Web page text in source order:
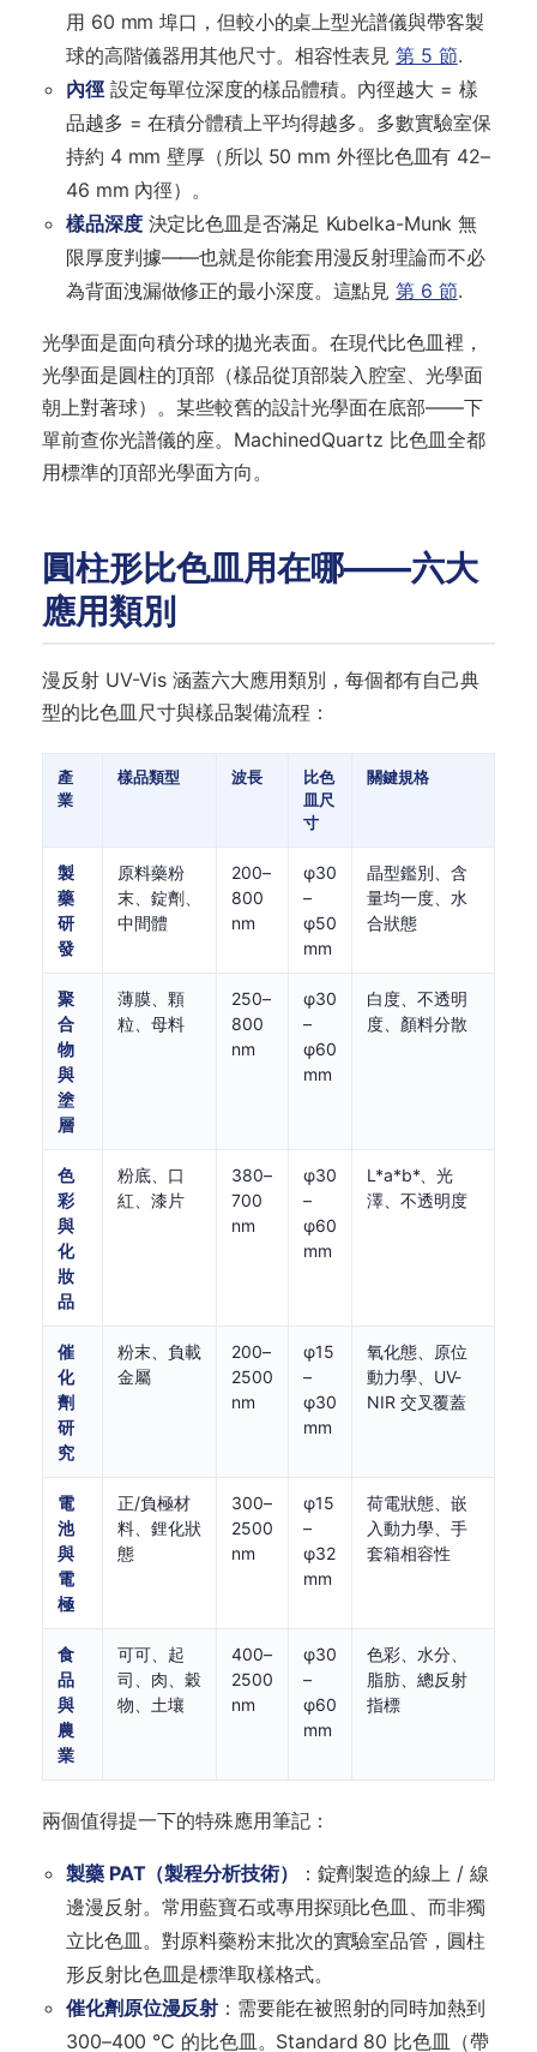
用 60 mm 埠口，但較小的桌上型光譜儀與帶客製
球的高階儀器用其他尺寸。相容性表見第 5 節.
內徑設定每單位深度的樣品體積。內徑越大 = 樣
品越多 = 在積分體積上平均得越多。多數實驗室保
持約 4 mm 壁厚（所以 50 mm 外徑比色皿有 42–
46 mm 內徑）。
樣品深度決定比色皿是否滿足 Kubelka-Munk 無
限厚度判據——也就是你能套用漫反射理論而不必
為背面洩漏做修正的最小深度。這點見第 6 節.
光學面是面向積分球的拋光表面。在現代比色皿裡，
光學面是圓柱的頂部（樣品從頂部裝入腔室、光學面
朝上對著球）。某些較舊的設計光學面在底部——下
單前查你光譜儀的座。MachinedQuartz 比色皿全都
用標準的頂部光學面方向。
圓柱形比色皿用在哪——六大
應用類別
漫反射 UV-Vis 涵蓋六大應用類別，每個都有自己典
型的比色皿尺寸與樣品製備流程：
產
業
樣品類型 波長
比色
皿尺
寸
關鍵規格
製
藥
研
發
原料藥粉
末、錠劑、
中間體
200–
800
nm
φ30
–
φ50
mm
晶型鑑別、含
量均一度、水
合狀態
聚
合
物
與
塗
層
薄膜、顆
粒、母料
250–
800
nm
φ30
–
φ60
mm
白度、不透明
度、顏料分散
色
彩
與
化
妝
品
粉底、口
紅、漆片
380–
700
nm
φ30
–
φ60
mm
L*a*b*、光
澤、不透明度
催
化
劑
研
究
粉末、負載
金屬
200–
2500
nm
φ15
–
φ30
mm
氧化態、原位
動力學、UV-
NIR 交叉覆蓋
電
池
與
電
極
正/負極材
料、鋰化狀
態
300–
2500
nm
φ15
–
φ32
mm
荷電狀態、嵌
入動力學、手
套箱相容性
食
品
與
農
業
可可、起
司、肉、穀
物、土壤
400–
2500
nm
φ30
–
φ60
mm
色彩、水分、
脂肪、總反射
指標
兩個值得提一下的特殊應用筆記：
製藥 PAT（製程分析技術）
：錠劑製造的線上 / 線
邊漫反射。常用藍寶石或專用探頭比色皿、而非獨
立比色皿。對原料藥粉末批次的實驗室品管，圓柱
形反射比色皿是標準取樣格式。
催化劑原位漫反射 ：需要能在被照射的同時加熱到
300–400 °C 的比色皿。Standard 80 比色皿（帶